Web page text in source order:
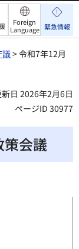
Foreign
Language 緊急情報
議> 令和7年12月
日 2026年2月6日
ページID 30977
会議